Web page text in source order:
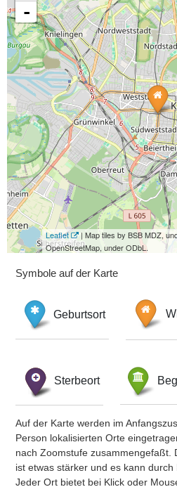
-
Leaflet
| Map tiles by BSB MDZ,
OpenStreetMap, under ODbL.
Symbole auf der Karte
Geburtsort
Sterbeort
Auf der Karte werden im
Person lokalisierten Orte
nach Zoomstufe zusammengefaßt.
ist etwas stärker und es kann durch
Jeder Ort bietet bei Klick oder